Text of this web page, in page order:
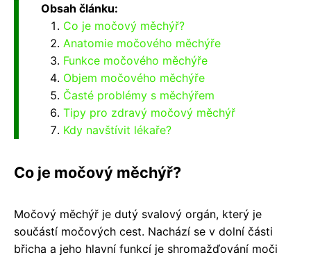
Obsah článku:
Co je močový měchýř?
Anatomie močového měchýře
Funkce močového měchýře
Objem močového měchýře
Časté problémy s měchýřem
Tipy pro zdravý močový měchýř
Kdy navštívit lékaře?
Co je močový měchýř?
Močový měchýř je dutý svalový orgán, který je
součástí močových cest. Nachází se v dolní části
břicha a jeho hlavní funkcí je shromažďování moči